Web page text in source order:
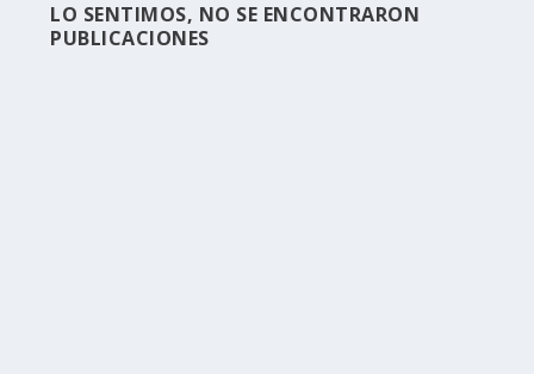
LO SENTIMOS, NO SE ENCONTRARON
PUBLICACIONES